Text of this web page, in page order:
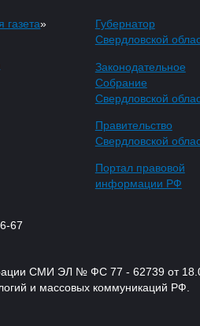
газета»
Губернатор
Свердловской
Законодательное
Собрание
Свердловской
Правительство
Свердловской
Портал правовой
информации РФ
67
СМИ ЭЛ № ФС 77 - 62739 от
и массовых коммуникаций РФ.